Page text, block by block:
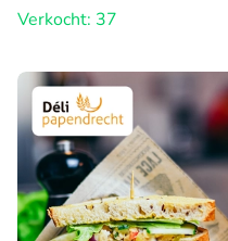
Verkocht: 37